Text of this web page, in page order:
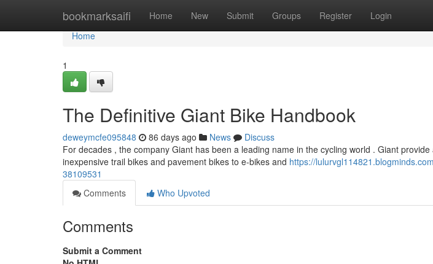
bookmarksaifi Home New Submit Groups Register Login
Home
Home
1
The Definitive Giant Bike Handbook
deweymcfe095848 86 days ago News
Discuss
For decades , the company Giant has been a leading name in the cycling world . Giant
inexpensive trail bikes and pavement bikes to e-bikes and https://
38109531
Comments
Who Upvoted
Comments
Submit a Comment